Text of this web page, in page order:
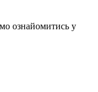
ознайомитись у